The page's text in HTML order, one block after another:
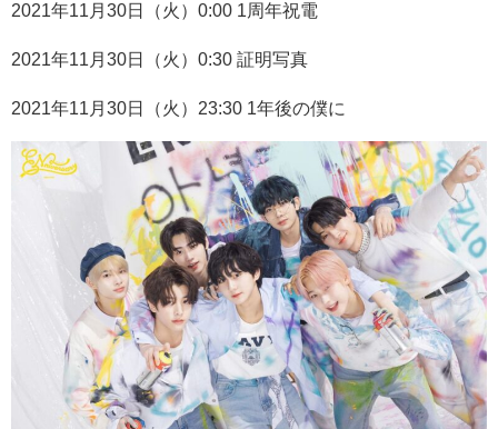
2021年11 月 30日（火） 0:00 1周年祝電
2021年11 月 30日（火） 0:30 証明写真
2021年11 月 30日（火） 23:30 1年後の僕に